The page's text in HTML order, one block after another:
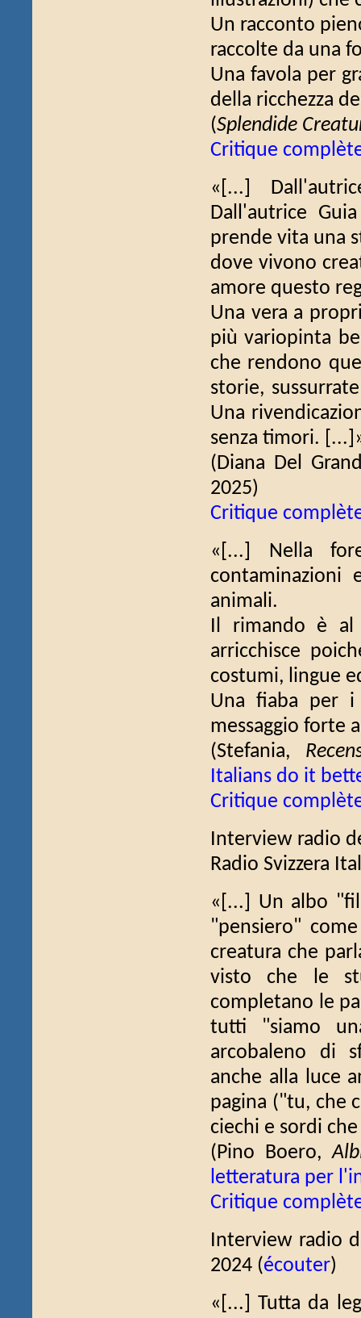
Un racconto
raccolte da una
Una favola per
della ricchezza
(Splendide
Critique
«[...]
Dall'autrice
prende vita una
dove vivono
amore questo
Una vera a
più variopinta
che rendono
storie,
Una
senza timori.
(Diana Del
2025)
Critique
«[...] Nella
contaminazioni
animali.
Il rimando è al
arricchisce
costumi, lingue
Una fiaba per
messaggio forte
(Stefania,
Italians do it
Critique
Interview radio
Radio Svizzera
«[...] Un albo
"pensiero"
creatura che
visto che le
completano le
tutti "siamo
arcobaleno di
anche alla luce
pagina ("tu, che
ciechi e sordi
(Pino Boero,
letteratura per
Critique
Interview radio
2024 (écouter)
«[...] Tutta da